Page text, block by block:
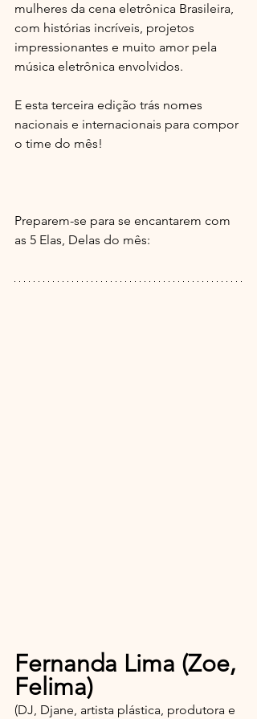
mulheres da cena eletrônica Brasileira,
com histórias incríveis, projetos
impressionantes e muito amor pela
música eletrônica envolvidos.
E esta terceira edição trás nomes
nacionais e internacionais para compor
o time do mês!
Preparem-se para se encantarem com
as 5 Elas, Delas do mês:
Fernanda Lima (Zoe,
Felima)
(DJ, Djane, artista plástica, produtora e